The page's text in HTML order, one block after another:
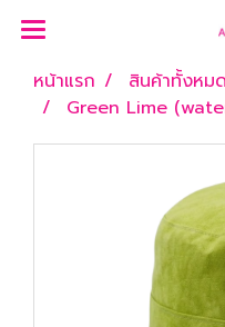
หน้าแรก สินค้าทั้งหมด
Green Lime